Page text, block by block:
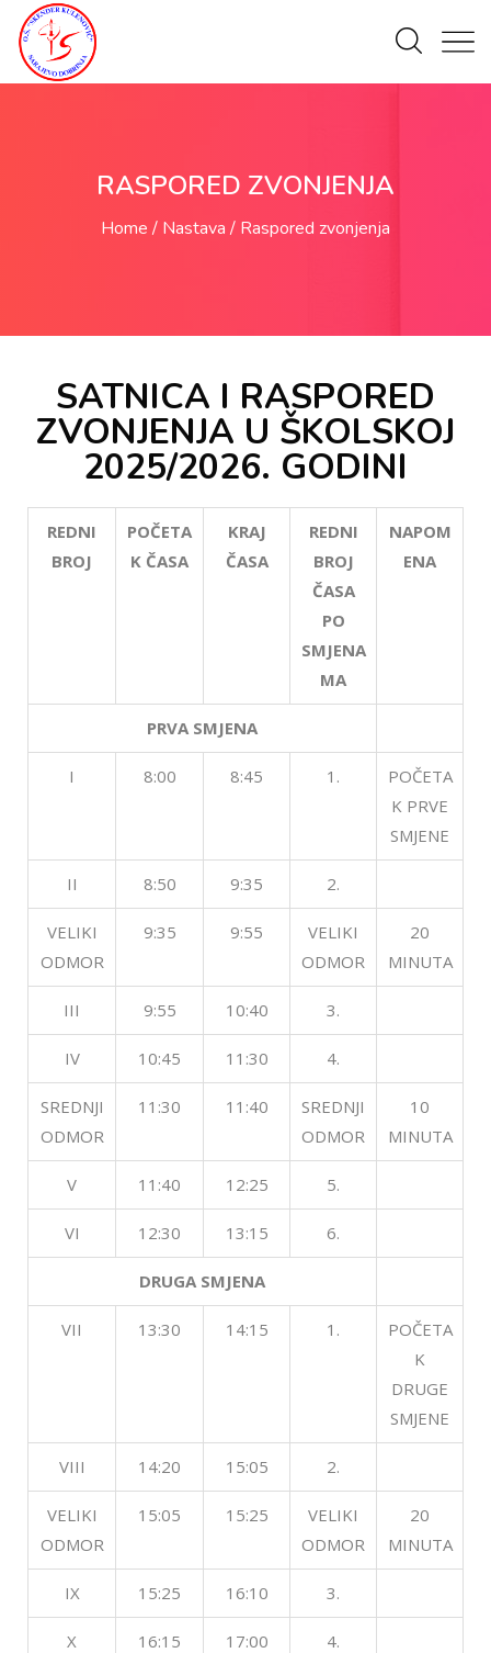
RASPORED ZVONJENJA
Home Nastava Raspored zvonjenja
SATNICA I RASPORED
ZVONJENJA U ŠKOLSKOJ
2025/2026. GODINI
REDNI
BROJ
POČETA
K ČASA
KRAJ
ČASA
REDNI
BROJ
ČASA
PO
SMJENA
MA
NAPOM
ENA
PRVA SMJENA
I 8:00 8:45 1.
POČETA
K PRVE
SMJENE
II 8:50 9:35 2.
VELIKI
ODMOR
9:35 9:55
VELIKI
ODMOR
20
MINUTA
III 9:55 10:40 3.
IV 10:45 11:30 4.
SREDNJI
ODMOR
11:30 11:40
SREDNJI
ODMOR
10
MINUTA
V 11:40 12:25 5.
VI 12:30 13:15 6.
DRUGA SMJENA
VII 13:30 14:15 1.
POČETA
K
DRUGE
SMJENE
VIII 14:20 15:05 2.
VELIKI
ODMOR
15:05 15:25
VELIKI
ODMOR
20
MINUTA
IX 15:25 16:10 3.
X 16:15 17:00 4.